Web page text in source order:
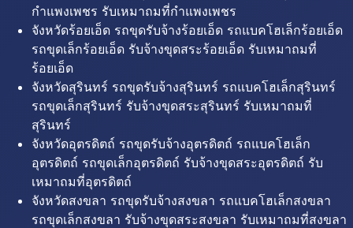
กำแพงเพชร รับเหมาถมที่กำแพงเพชร
จังหวัดร้อยเอ็ด รถขุดรับจ้างร้อยเอ็ด รถแบคโฮเล็กร้อยเอ็ด
รถขุดเล็กร้อยเอ็ด รับจ้างขุดสระร้อยเอ็ด รับเหมาถมที่
ร้อยเอ็ด
จังหวัดสุรินทร์ รถขุดรับจ้างสุรินทร์ รถแบคโฮเล็กสุรินทร์
รถขุดเล็กสุรินทร์ รับจ้างขุดสระสุรินทร์ รับเหมาถมที่
สุรินทร์
จังหวัดอุตรดิตถ์ รถขุดรับจ้างอุตรดิตถ์ รถแบคโฮเล็ก
อุตรดิตถ์ รถขุดเล็กอุตรดิตถ์ รับจ้างขุดสระอุตรดิตถ์ รับ
เหมาถมที่อุตรดิตถ์
จังหวัดสงขลา รถขุดรับจ้างสงขลา รถแบคโฮเล็กสงขลา
รถขุดเล็กสงขลา รับจ้างขุดสระสงขลา รับเหมาถมที่สงขลา